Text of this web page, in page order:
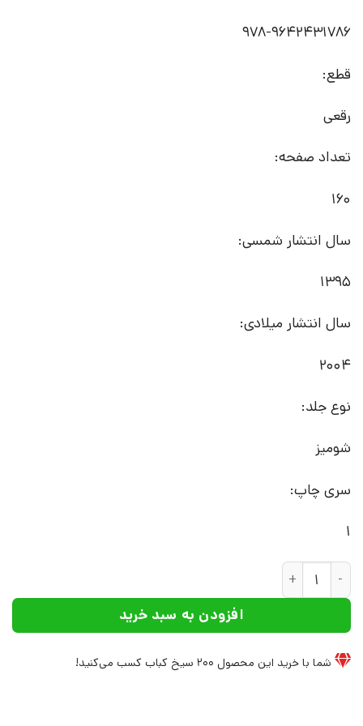
978-9642431786
قطع:
رقعی
تعداد صفحه:
160
سال انتشار شمسی:
1395
سال انتشار میلادی:
2004
نوع جلد:
شومیز
سری چاپ:
1
کتاب امریکایی | انتشارات افراز عدد
افزودن به سبد خرید
شما با خرید این محصول 200 سیخ کباب کسب می‌کنید!